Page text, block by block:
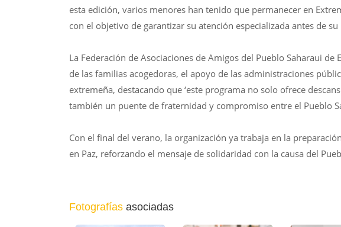
esta edición, varios menores han tenido que permanecer en
con el objetivo de garantizar su atención especializada antes de
La Federación de Asociaciones de Amigos del Pueblo Saharaui de
de las familias acogedoras, el apoyo de las administraciones
extremeña, destacando que ‘este programa no solo ofrece
también un puente de fraternidad y compromiso entre el Pueblo
Con el final del verano, la organización ya trabaja en la
en Paz, reforzando el mensaje de solidaridad con la causa del
Fotografías asociadas